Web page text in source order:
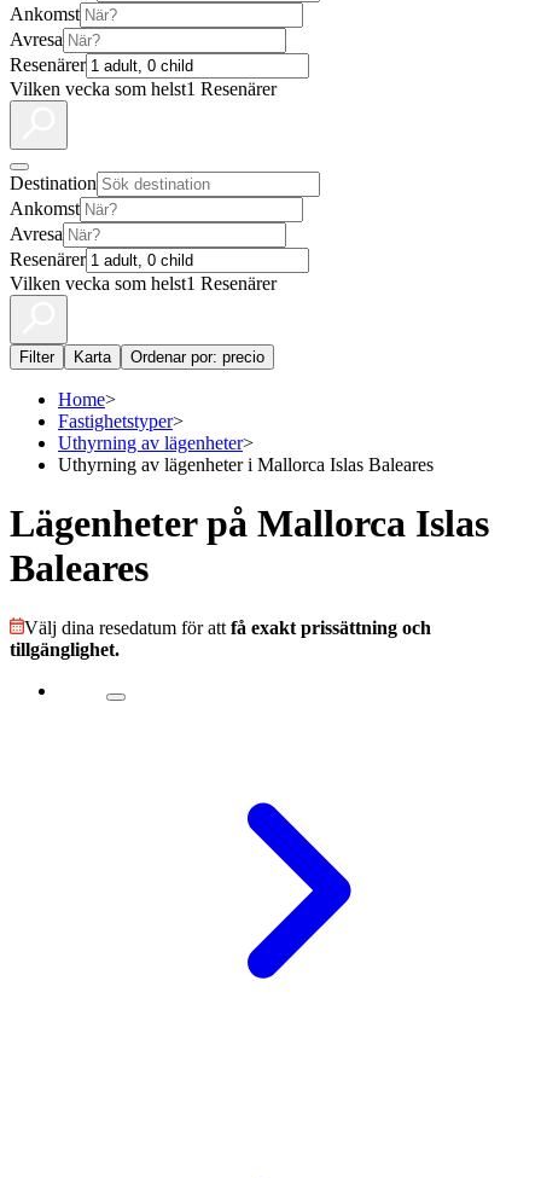
Ankomst
Avresa
Resenärer
Vilken vecka som helst1 Resenärer
Destination
Ankomst
Avresa
Resenärer
Vilken vecka som helst1 Resenärer
Filter Karta Ordenar por: precio
Home>
Fastighetstyper>
Uthyrning av lägenheter>
Uthyrning av lägenheter i Mallorca Islas Baleares
Lägenheter på Mallorca Islas
Baleares
Välj dina resedatum för att få exakt prissättning och
tillgänglighet.